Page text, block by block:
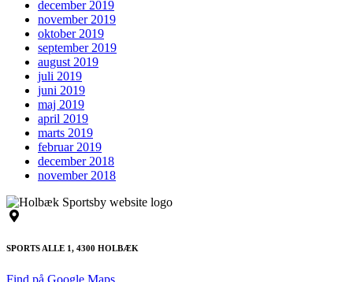
december 2019
november 2019
oktober 2019
september 2019
august 2019
juli 2019
juni 2019
maj 2019
april 2019
marts 2019
februar 2019
december 2018
november 2018
SPORTS ALLE 1, 4300 HOLBÆK